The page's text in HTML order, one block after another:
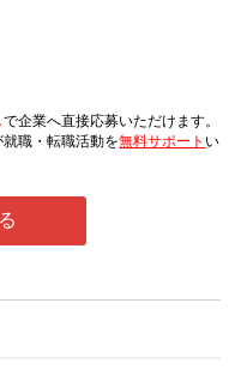
で企業へ直接応募いただけます。
職・転職活動を無料サポート い